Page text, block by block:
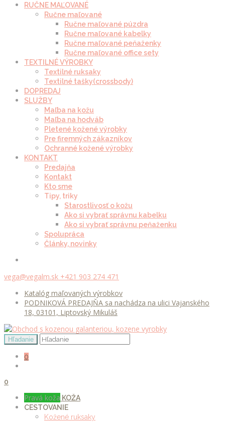
RUČNE MAĽOVANÉ
Ručne maľované
Ručne maľované púzdra
Ručne maľované kabelky
Ručne maľované peňaženky
Ručne maľované office sety
TEXTILNÉ VÝROBKY
Textilné ruksaky
Textilné tašky(crossbody)
DOPREDAJ
SLUŽBY
Maľba na kožu
Maľba na hodváb
Pletené kožené výrobky
Pre firemných zákazníkov
Ochranné kožené výrobky
KONTAKT
Predajňa
Kontakt
Kto sme
Tipy, triky
Starostlivosť o kožu
Ako si vybrať správnu kabelku
Ako si vybrať správnu peňaženku
Spolupráca
Články, novinky
vega@vegalm.sk +421 903 274 471
Katalóg maľovaných výrobkov
PODNIKOVÁ PREDAJŇA sa nachádza na ulici Vajanského
18, 03101, Liptovský Mikuláš
0
0
Pravá koža KOŽA
CESTOVANIE
Kožené ruksaky